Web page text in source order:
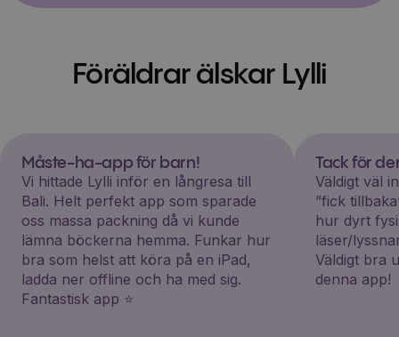
Föräldrar älskar Lylli
Måste-ha-app för barn!
Vi hittade Lylli inför en långresa till
Bali. Helt perfekt app som sparade
oss massa packning då vi kunde
lämna böckerna hemma. Funkar hur
bra som helst att köra på en iPad,
ladda ner offline och ha med sig.
Fantastisk app ⭐️
Tack för
Väldigt väl
”fick
hur dyrt
läser/
Väldigt bra
denna app!